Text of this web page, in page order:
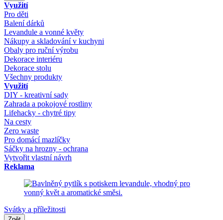
Využití
Pro děti
Balení dárků
Levandule a vonné květy
Nákupy a skladování v kuchyni
Obaly pro ruční výrobu
Dekorace interiéru
Dekorace stolu
Všechny produkty
Využití
DIY - kreativní sady
Zahrada a pokojové rostliny
Lifehacky - chytré tipy
Na cesty
Zero waste
Pro domácí mazlíčky
Sáčky na hrozny - ochrana
Vytvořit vlastní návrh
Reklama
Svátky a příležitosti